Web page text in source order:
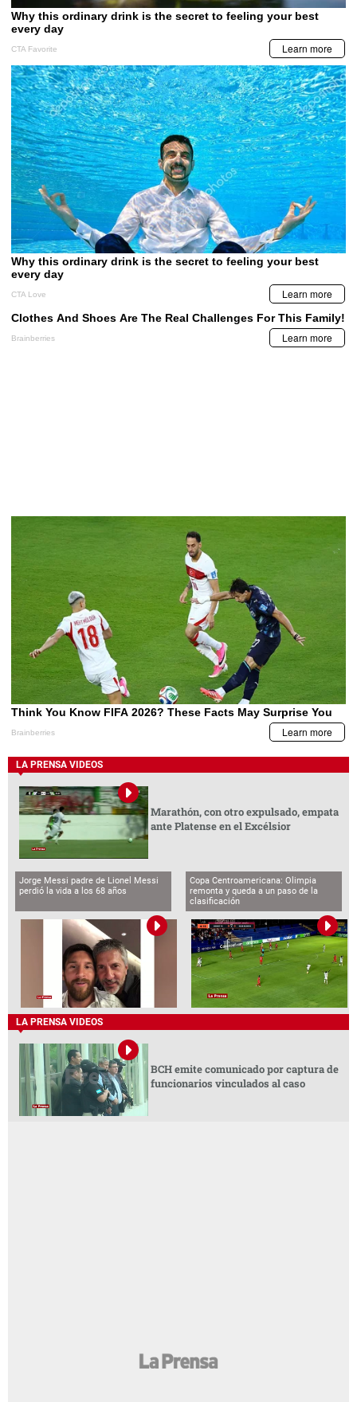
LA PRENSA VIDEOS
Marathón, con otro expulsado, empata
ante Platense en el Excélsior
Jorge Messi padre de Lionel Messi
perdió la vida a los 68 años
Copa Centroamericana: Olimpia
remonta y queda a un paso de la
clasificación
LA PRENSA VIDEOS
BCH emite comunicado por captura de
funcionarios vinculados al caso